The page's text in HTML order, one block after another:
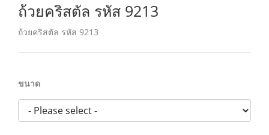
ถ้วยคริสตัล รหัส 9213
ถ้วยคริสตัล รหัส 9213
ขนาด